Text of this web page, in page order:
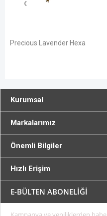
Hexa Anti Stress Cones
Kurumsal
Markalarımız
Önemli Bilgiler
Hızlı Erişim
E-BÜLTEN ABONELİĞİ